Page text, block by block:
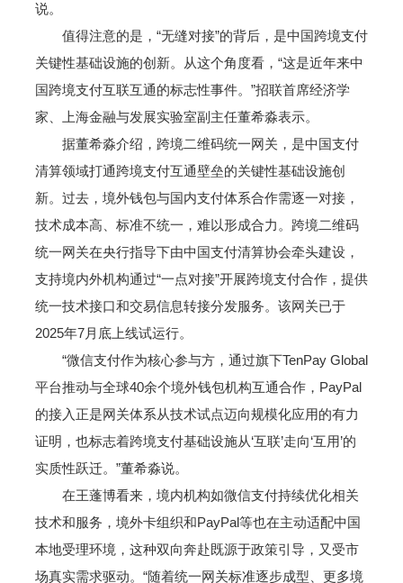
说。
值得注意的是，“无缝对接”的背后，是中国跨境支付
关键性基础设施的创新。从这个角度看，“这是近年来中
国跨境支付互联互通的标志性事件。”招联首席经济学
家、上海金融与发展实验室副主任董希淼表示。
据董希淼介绍，跨境二维码统一网关，是中国支付
清算领域打通跨境支付互通壁垒的关键性基础设施创
新。过去，境外钱包与国内支付体系合作需逐一对接，
技术成本高、标准不统一，难以形成合力。跨境二维码
统一网关在央行指导下由中国支付清算协会牵头建设，
支持境内外机构通过“一点对接”开展跨境支付合作，提供
统一技术接口和交易信息转接分发服务。该网关已于
2025年7月底上线试运行。
“微信支付作为核心参与方，通过旗下TenPay Global
平台推动与全球40余个境外钱包机构互通合作，PayPal
的接入正是网关体系从技术试点迈向规模化应用的有力
证明，也标志着跨境支付基础设施从‘互联’走向‘互用’的
实质性跃迁。”董希淼说。
在王蓬博看来，境内机构如微信支付持续优化相关
技术和服务，境外卡组织和PayPal等也在主动适配中国
本地受理环境，这种双向奔赴既源于政策引导，又受市
场真实需求驱动。“随着统一网关标准逐步成型、更多境